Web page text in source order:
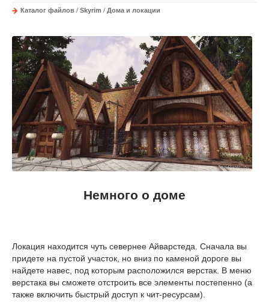
Каталог файлов / Skyrim / Дома и локации
Немного о доме
Локация находится чуть севернее Aйварстеда. Сначала вы
придете на пустой участок, но вниз по каменой дороге вы
найдете навес, под которым расположился верстак. В меню
верстака вы сможете отстроить все элементы постепенно (а
также включить быстрый доступ к чит-ресурсам).